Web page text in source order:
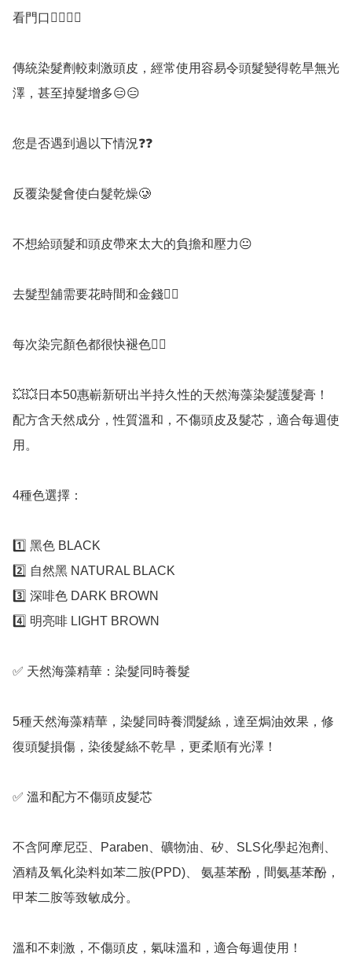
看門口👍🏻👍🏻
傳統染髮劑較刺激頭皮，經常使用容易令頭髮變得乾旱無光
澤，甚至掉髮增多😑😑
您是否遇到過以下情況❓️❓️
反覆染髮會使白髮乾燥🥲
不想給頭髮和頭皮帶來太大的負擔和壓力😐
去髮型舖需要花時間和金錢😮‍💨
每次染完顏色都很快褪色😵‍💫
💥💥日本50惠嶄新研出半持久性的天然海藻染髮護髮膏！
配方含天然成分，性質溫和，不傷頭皮及髮芯，適合每週使
用。
4種色選擇：
1️⃣ 黑色 BLACK
2️⃣ 自然黑 NATURAL BLACK
3️⃣ 深啡色 DARK BROWN
4️⃣ 明亮啡 LIGHT BROWN
✅️ 天然海藻精華：染髮同時養髮
5種天然海藻精華，染髮同時養潤髮絲，達至焗油效果，修
復頭髮損傷，染後髮絲不乾旱，更柔順有光澤！
✅️ 溫和配方不傷頭皮髮芯
不含阿摩尼亞、Paraben、礦物油、矽、SLS化學起泡劑、
酒精及氧化染料如苯二胺(PPD)、 氨基苯酚，間氨基苯酚，
甲苯二胺等致敏成分。
溫和不刺激，不傷頭皮，氣味溫和，適合每週使用！